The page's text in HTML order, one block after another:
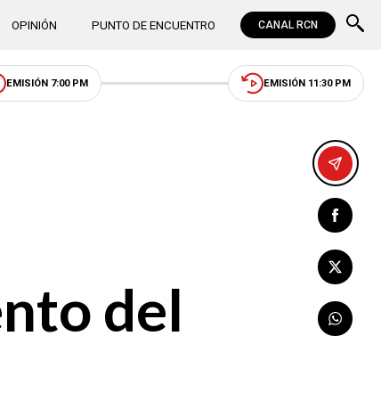
OPINIÓN PUNTO DE ENCUENTRO CANAL RCN
EMISIÓN 7:00 PM EMISIÓN 11:30 PM
del